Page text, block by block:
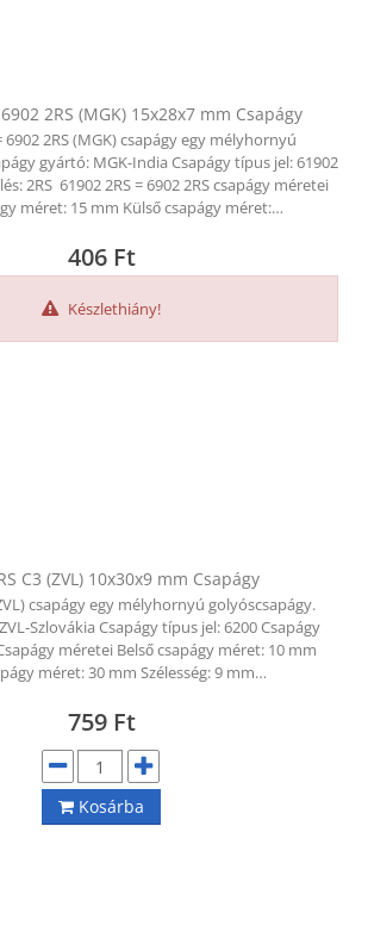
2RS (MGK) 15x28x7 mm Csapágy
6902 2RS (MGK) csapágy egy mélyhornyú
gyártó: MGK-India Csapágy típus jel: 61902
2RS 61902 2RS = 6902 2RS csapágy méretei
méret: 15 mm Külső csapágy méret:…
406 Ft
Készlethiány!
C3 (ZVL) 10x30x9 mm Csapágy
csapágy egy mélyhornyú golyóscsapágy.
Szlovákia Csapágy típus jel: 6200 Csapágy
méretei Belső csapágy méret: 10 mm
méret: 30 mm Szélesség: 9 mm…
759 Ft
Kosárba